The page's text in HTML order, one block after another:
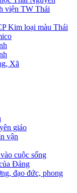
viện TW Thái
Kim loại màu Thái
Xã
giáo
vận
cuộc sống
Đảng
đạo đức, phong